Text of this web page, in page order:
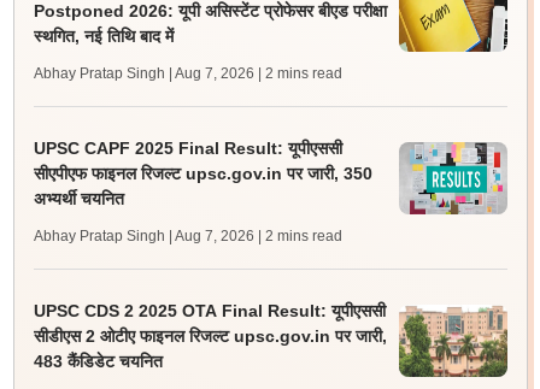
Postponed 2026: यूपी असिस्टेंट प्रोफेसर बीएड परीक्षा
स्थगित, नई तिथि बाद में
Abhay Pratap Singh | Aug 7, 2026 | 2 mins read
UPSC CAPF 2025 Final Result: यूपीएससी
सीएपीएफ फाइनल रिजल्ट upsc.gov.in पर जारी, 350
अभ्यर्थी चयनित
Abhay Pratap Singh | Aug 7, 2026 | 2 mins read
UPSC CDS 2 2025 OTA Final Result: यूपीएससी
सीडीएस 2 ओटीए फाइनल रिजल्ट upsc.gov.in पर जारी,
483 कैंडिडेट चयनित